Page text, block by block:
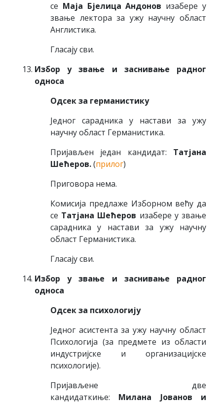
се Маја Бјелица Андонов изабере у
звање лектора за ужу научну област
Англистика.
Гласају сви.
Избор у звање и заснивање радног
односа
Одсек за германистику
Једног сарадника у настави за ужу
научну област Германистика.
Пријављен један кандидат: Татјана
Шећеров.(прилог)
Приговора нема.
Комисија предлаже Изборном већу да
се Татјана Шећеров изабере у звање
сарадника у настави за ужу научну
област Германистика.
Гласају сви.
Избор у звање и заснивање радног
односа
Одсек за психологију
Једног асистента за ужу научну област
Психологија (за предмете из области
индустријске и организацијске
психологије).
Пријављене две
кандидаткиње: Милана Јованов и